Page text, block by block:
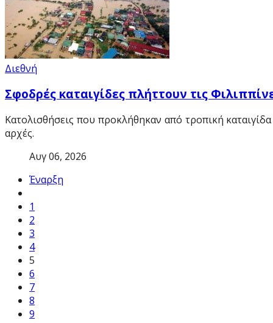
Διεθνή
Σφοδρές καταιγίδες πλήττουν τις
Κατολισθήσεις που προκλήθηκαν από τροπική
αρχές.
Αυγ 06, 2026
Έναρξη
1
2
3
4
5
6
7
8
9